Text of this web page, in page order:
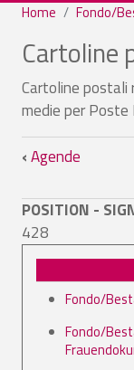
Home Fondo/
Cartoline
Cartoline postali
medie per
Book
‹Agende
POSITION -
428
Fondo/
Fondo/